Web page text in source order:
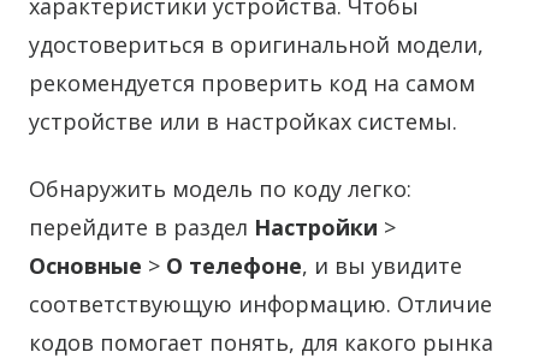
характеристики устройства. Чтобы
удостовериться в оригинальной модели,
рекомендуется проверить код на самом
устройстве или в настройках системы.
Обнаружить модель по коду легко:
перейдите в раздел Настройки >
Основные > О телефоне, и вы увидите
соответствующую информацию. Отличие
кодов помогает понять, для какого рынка